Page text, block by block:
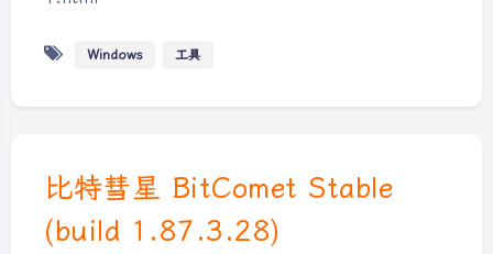
Windows 工具
比特彗星 BitComet Stable
(build 1.87.3.28)